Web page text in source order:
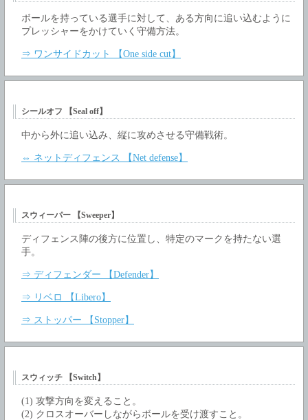
ボールを持っている選手に対して、ある方向に追い込むように
プレッシャーをかけていく守備方法。
⇒ ワンサイドカット 【One side cut】
シールオフ 【Seal off】
中から外に追い込み、縦に攻めさせる守備戦術。
⇔ ネットディフェンス 【Net defense】
スウィーパー 【Sweeper】
ディフェンス陣の後方に位置し、特定のマークを持たない選
手。
⇒ ディフェンダー 【Defender】
⇒ リベロ 【Libero】
⇒ ストッパー 【Stopper】
スウィッチ 【Switch】
(1) 攻撃方向を変えること。
(2) クロスオーバーしながらボールを受け渡すこと。